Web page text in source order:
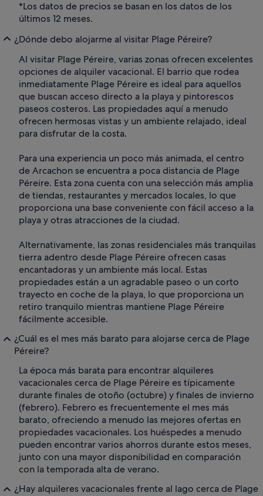
*Los datos de precios se basan en los datos de los
últimos 12 meses.
¿Dónde debo alojarme al visitar Plage Péreire?
Al visitar Plage Péreire, varias zonas ofrecen excelentes
opciones de alquiler vacacional. El barrio que rodea
inmediatamente Plage Péreire es ideal para aquellos
que buscan acceso directo a la playa y pintorescos
paseos costeros. Las propiedades aquí a menudo
ofrecen hermosas vistas y un ambiente relajado, ideal
para disfrutar de la costa.
Para una experiencia un poco más animada, el centro
de Arcachon se encuentra a poca distancia de Plage
Péreire. Esta zona cuenta con una selección más amplia
de tiendas, restaurantes y mercados locales, lo que
proporciona una base conveniente con fácil acceso a la
playa y otras atracciones de la ciudad.
Alternativamente, las zonas residenciales más tranquilas
tierra adentro desde Plage Péreire ofrecen casas
encantadoras y un ambiente más local. Estas
propiedades están a un agradable paseo o un corto
trayecto en coche de la playa, lo que proporciona un
retiro tranquilo mientras mantiene Plage Péreire
fácilmente accesible.
¿Cuál es el mes más barato para alojarse cerca de Plage
Péreire?
La época más barata para encontrar alquileres
vacacionales cerca de Plage Péreire es típicamente
durante finales de otoño (octubre) y finales de invierno
(febrero). Febrero es frecuentemente el mes más
barato, ofreciendo a menudo las mejores ofertas en
propiedades vacacionales. Los huéspedes a menudo
pueden encontrar varios ahorros durante estos meses,
junto con una mayor disponibilidad en comparación
con la temporada alta de verano.
¿Hay alquileres vacacionales frente al lago cerca de Plage